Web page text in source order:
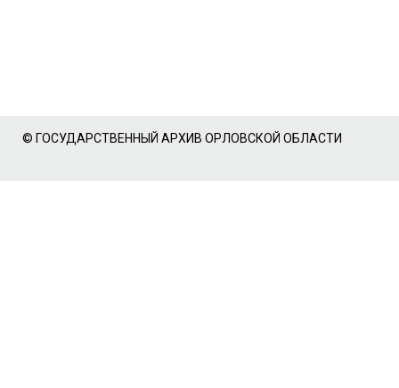
© ГОСУДАРСТВЕННЫЙ АРХИВ ОРЛОВСКОЙ ОБЛАСТИ